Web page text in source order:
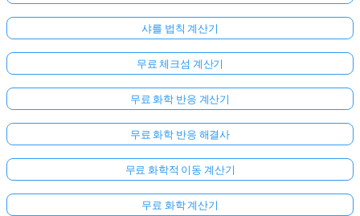
샤를 법칙 계산기
무료 체크섬 계산기
무료 화학 반응 계산기
무료 화학 반응 해결사
무료 화학적 이동 계산기
무료 화학 계산기